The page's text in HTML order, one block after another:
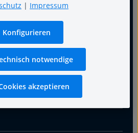
| Impressum
notwendige
Konfigurieren
akzeptieren